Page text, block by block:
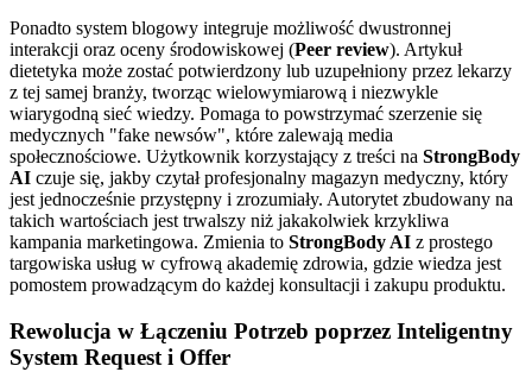
Ponadto system blogowy integruje możliwość dwustronnej
interakcji oraz oceny środowiskowej (Peer review). Artykuł
dietetyka może zostać potwierdzony lub uzupełniony przez lekarzy
z tej samej branży, tworząc wielowymiarową i niezwykle
wiarygodną sieć wiedzy. Pomaga to powstrzymać szerzenie się
medycznych "fake newsów", które zalewają media
społecznościowe. Użytkownik korzystający z treści na StrongBody
AI czuje się, jakby czytał profesjonalny magazyn medyczny, który
jest jednocześnie przystępny i zrozumiały. Autorytet zbudowany na
takich wartościach jest trwalszy niż jakakolwiek krzykliwa
kampania marketingowa. Zmienia to StrongBody AI z prostego
targowiska usług w cyfrową akademię zdrowia, gdzie wiedza jest
pomostem prowadzącym do każdej konsultacji i zakupu produktu.
Rewolucja w Łączeniu Potrzeb poprzez Inteligentny
System Request i Offer